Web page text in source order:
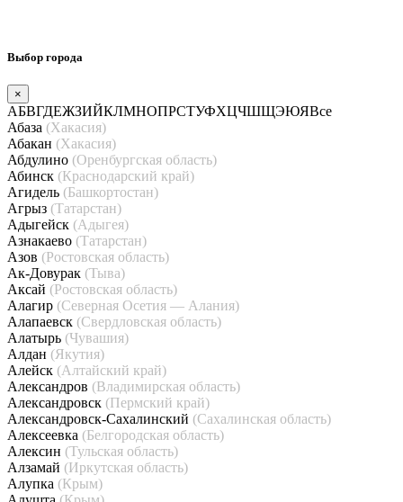
Выбор города
×
АБВГДЕЖЗИЙКЛМНОПРСТУФХЦЧШЩЭЮЯВсе
Абаза (Хакасия)
Абакан (Хакасия)
Абдулино (Оренбургская область)
Абинск (Краснодарский край)
Агидель (Башкортостан)
Агрыз (Татарстан)
Адыгейск (Адыгея)
Азнакаево (Татарстан)
Азов (Ростовская область)
Ак-Довурак (Тыва)
Аксай (Ростовская область)
Алагир (Северная Осетия — Алания)
Алапаевск (Свердловская область)
Алатырь (Чувашия)
Алдан (Якутия)
Алейск (Алтайский край)
Александров (Владимирская область)
Александровск (Пермский край)
Александровск-Сахалинский (Сахалинская область)
Алексеевка (Белгородская область)
Алексин (Тульская область)
Алзамай (Иркутская область)
Алупка (Крым)